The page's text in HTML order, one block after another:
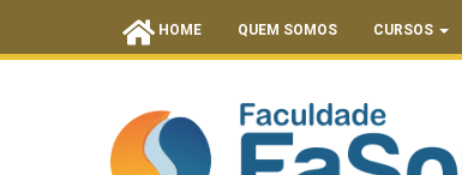
HOME QUEM SOMOS CURSOS